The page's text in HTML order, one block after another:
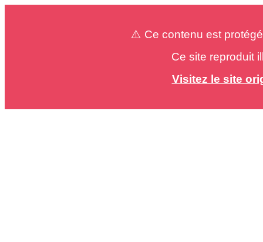
⚠️ Ce contenu est
Ce site reproduit
Visitez le site